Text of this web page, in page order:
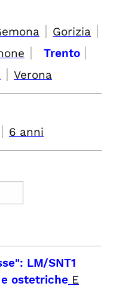
| Gorizia |
| Trento |
| Verona
| 6 anni
LM/SNT1
ostetriche E